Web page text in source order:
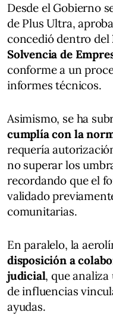
Desde el Gobierno
de Plus Ultra,
concedió dentro del
Solvencia de
conforme a un
informes técnicos.
Asimismo, se ha
cumplía con la
requería
no superar los
recordando que el
validado
comunitarias.
En paralelo, la
disposición a
judicial, que
de influencias
ayudas.